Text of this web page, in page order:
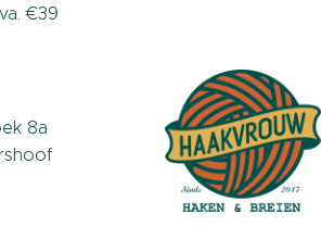
€39
8a
CONTACT &
OPENINGSTIJDEN
OVER
MIJN ACCOUNT